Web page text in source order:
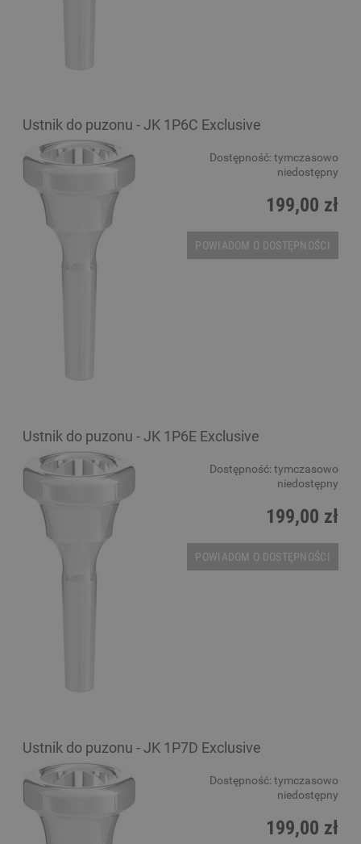
Ustnik do puzonu - JK 1P6C Exclusive
Dostępność: tymczasowo
niedostępny
199,00 zł
POWIADOM O DOSTĘPNOŚCI
Ustnik do puzonu - JK 1P6E Exclusive
Dostępność: tymczasowo
niedostępny
199,00 zł
POWIADOM O DOSTĘPNOŚCI
Ustnik do puzonu - JK 1P7D Exclusive
Dostępność: tymczasowo
niedostępny
199,00 zł